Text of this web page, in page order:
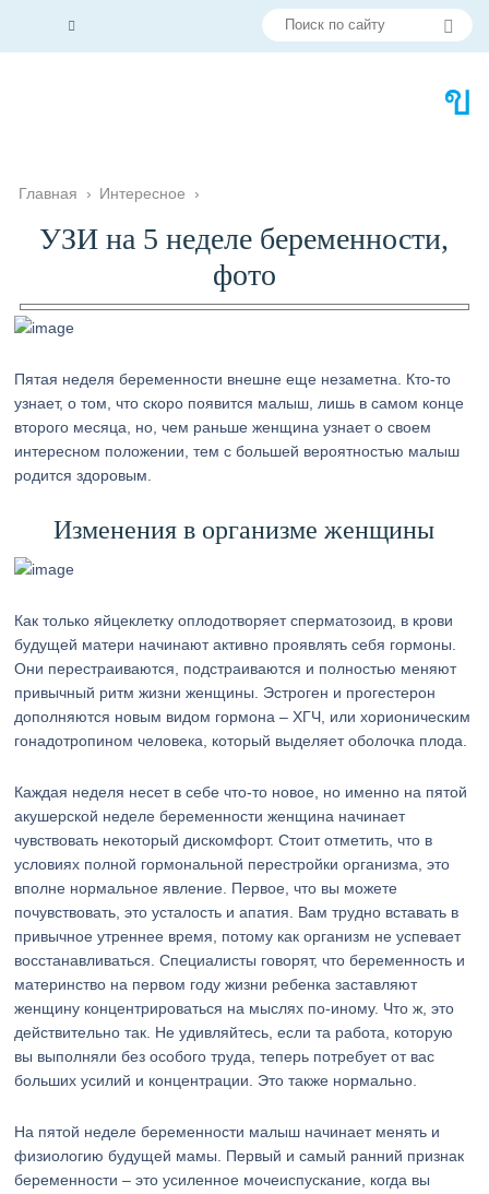
Главная › Интересное ›
УЗИ на 5 неделе беременности,
фото
Пятая неделя беременности внешне еще незаметна. Кто-то
узнает, о том, что скоро появится малыш, лишь в самом конце
второго месяца, но, чем раньше женщина узнает о своем
интересном положении, тем с большей вероятностью малыш
родится здоровым.
Изменения в организме женщины
Как только яйцеклетку оплодотворяет сперматозоид, в крови
будущей матери начинают активно проявлять себя гормоны.
Они перестраиваются, подстраиваются и полностью меняют
привычный ритм жизни женщины. Эстроген и прогестерон
дополняются новым видом гормона – ХГЧ, или хорионическим
гонадотропином человека, который выделяет оболочка плода.
Каждая неделя несет в себе что-то новое, но именно на пятой
акушерской неделе беременности женщина начинает
чувствовать некоторый дискомфорт. Стоит отметить, что в
условиях полной гормональной перестройки организма, это
вполне нормальное явление. Первое, что вы можете
почувствовать, это усталость и апатия. Вам трудно вставать в
привычное утреннее время, потому как организм не успевает
восстанавливаться. Специалисты говорят, что беременность и
материнство на первом году жизни ребенка заставляют
женщину концентрироваться на мыслях по-иному. Что ж, это
действительно так. Не удивляйтесь, если та работа, которую
вы выполняли без особого труда, теперь потребует от вас
больших усилий и концентрации. Это также нормально.
На пятой неделе беременности малыш начинает менять и
физиологию будущей мамы. Первый и самый ранний признак
беременности – это усиленное мочеиспускание, когда вы